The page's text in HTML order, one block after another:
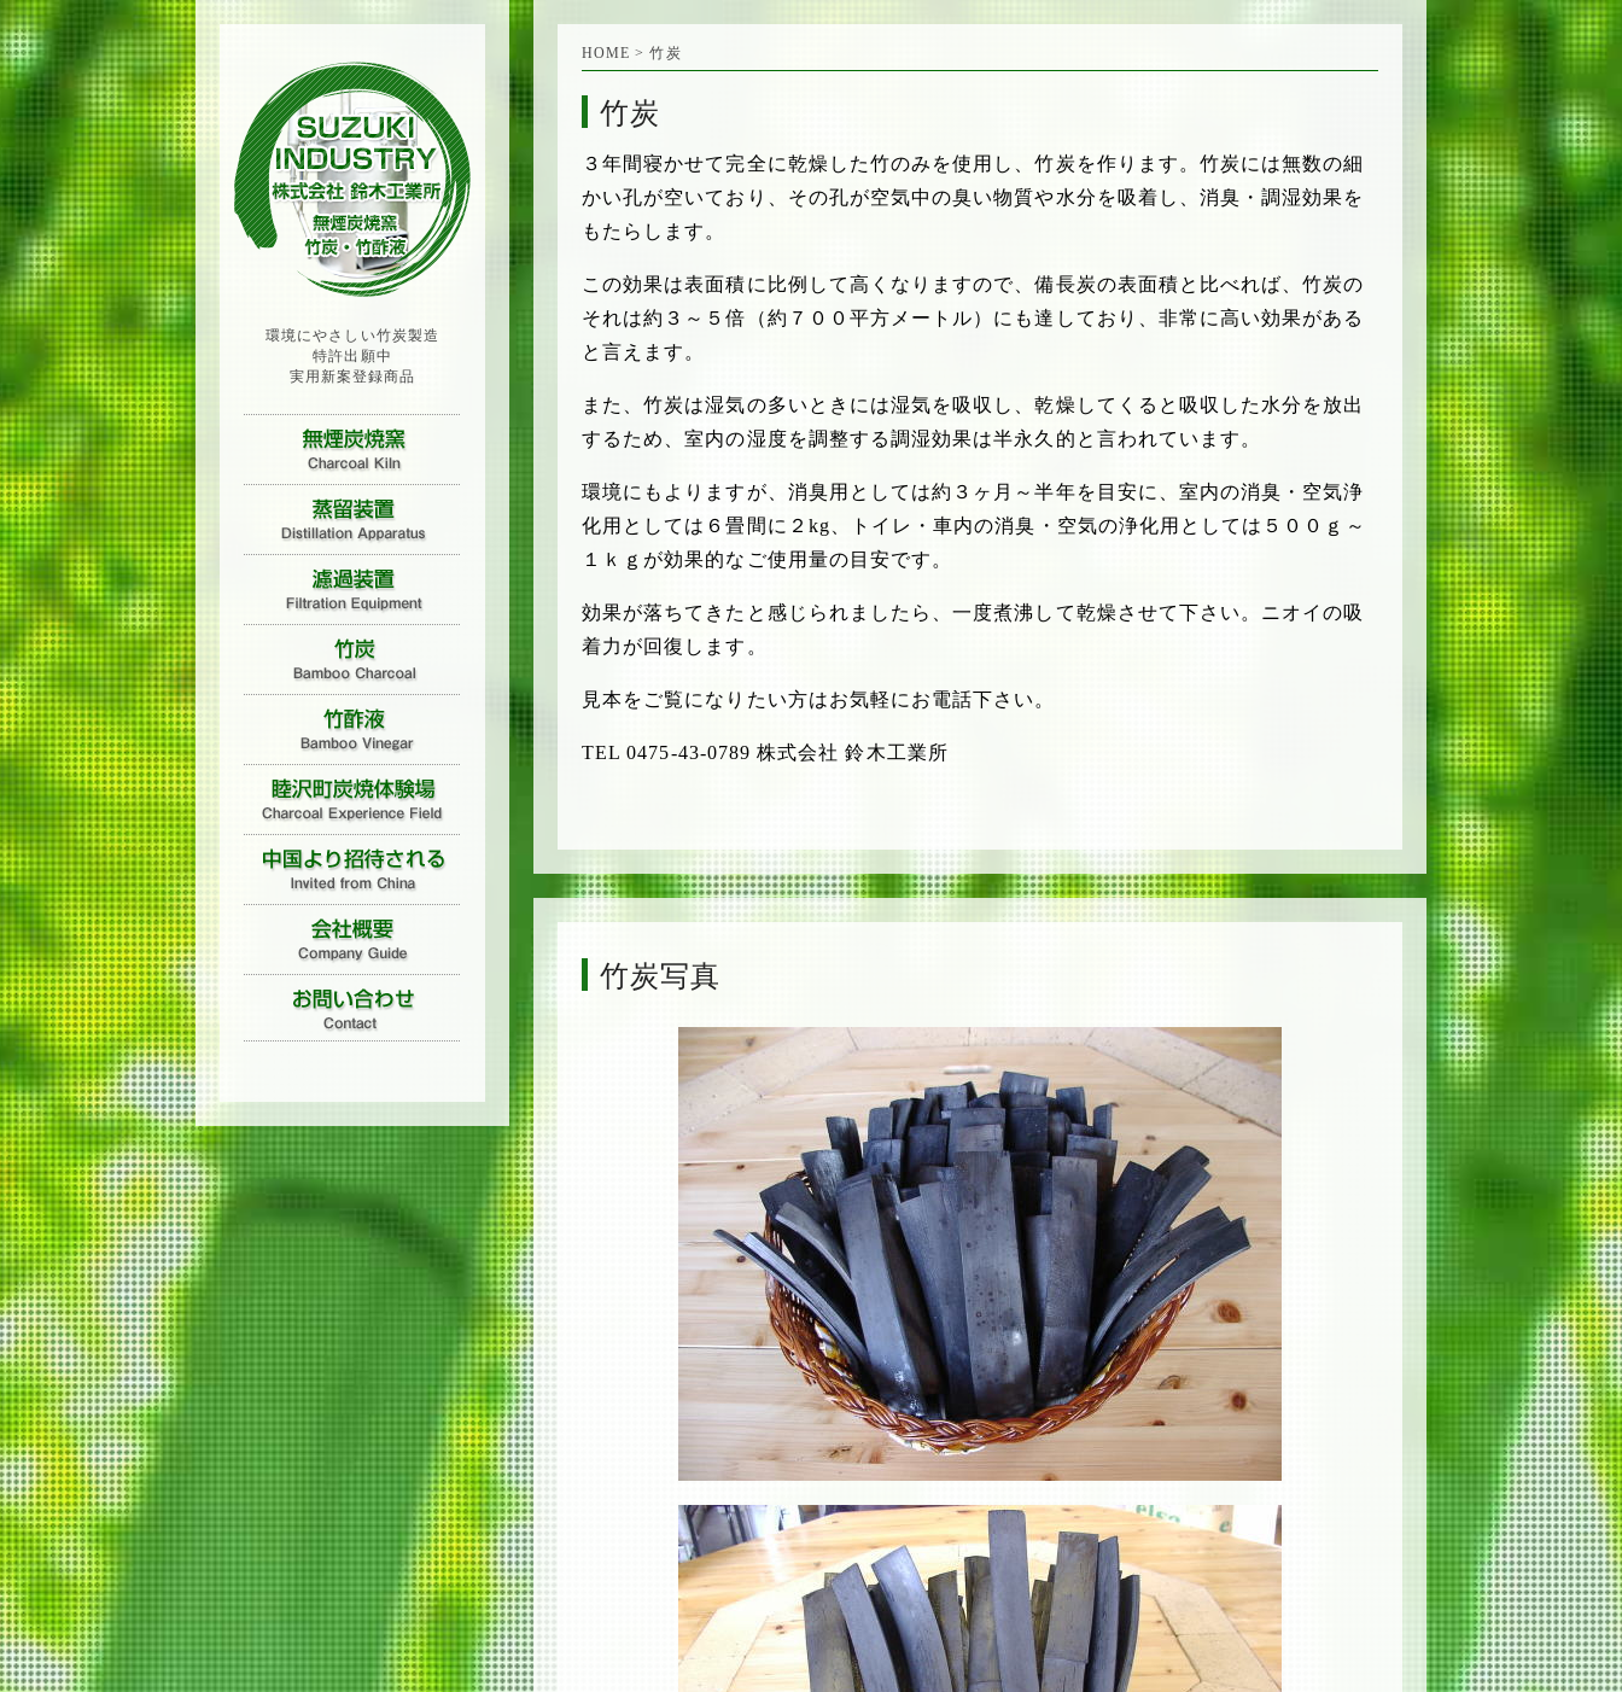
HOME > 竹炭
竹炭
３年間寝かせて完全に乾燥した竹のみを使用し、竹炭を作ります。竹炭には無数の細
かい孔が空いており、その孔が空気中の臭い物質や水分を吸着し、消臭・調湿効果を
もたらします。
この効果は表面積に比例して高くなりますので、備長炭の表面積と比べれば、竹炭の
それは約３～５倍（約７００平方メートル）にも達しており、非常に高い効果がある
と言えます。
また、竹炭は湿気の多いときには湿気を吸収し、乾燥してくると吸収した水分を放出
するため、室内の湿度を調整する調湿効果は半永久的と言われています。
環境にもよりますが、消臭用としては約３ヶ月～半年を目安に、室内の消臭・空気浄
化用としては６畳間に２kg、トイレ・車内の消臭・空気の浄化用としては５００ｇ～
１ｋｇが効果的なご使用量の目安です。
効果が落ちてきたと感じられましたら、一度煮沸して乾燥させて下さい。ニオイの吸
着力が回復します。
見本をご覧になりたい方はお気軽にお電話下さい。
TEL 0475-43-0789 株式会社 鈴木工業所
竹炭写真
環境にやさしい竹炭製造
特許出願中
実用新案登録商品